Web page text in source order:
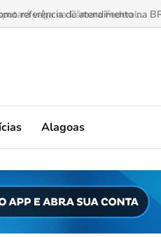
vaga na Câmara Federal...
Alagoas